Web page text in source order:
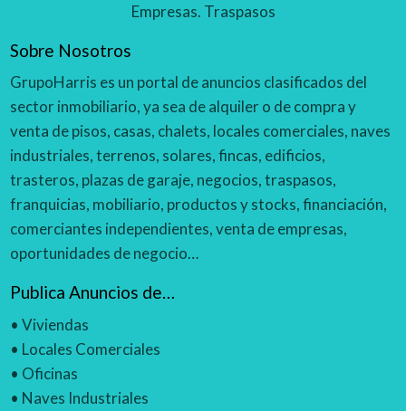
Empresas. Traspasos
Sobre Nosotros
GrupoHarris es un portal de anuncios clasificados del
sector inmobiliario, ya sea de alquiler o de compra y
venta de pisos, casas, chalets, locales comerciales, naves
industriales, terrenos, solares, fincas, edificios,
trasteros, plazas de garaje, negocios, traspasos,
franquicias, mobiliario, productos y stocks, financiación,
comerciantes independientes, venta de empresas,
oportunidades de negocio…
Publica Anuncios de…
• Viviendas
• Locales Comerciales
• Oficinas
• Naves Industriales